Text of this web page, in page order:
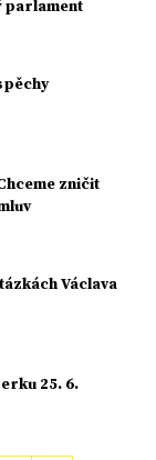
parlament
zničit
Václava
25. 6.